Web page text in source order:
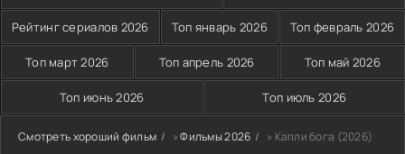
Рейтинг сериалов 2026 Топ январь 2026 Топ февраль 2026
Топ март 2026 Топ апрель 2026 Топ май 2026
Топ июнь 2026 Топ июль 2026
Смотреть хороший фильм »Фильмы 2026 » Капли бога (2026)